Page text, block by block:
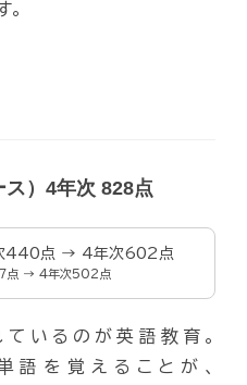
）4年次 828点
440点 → 4年次602点
点 → 4年次502点
いるのが英語教育。
語を覚えることが、